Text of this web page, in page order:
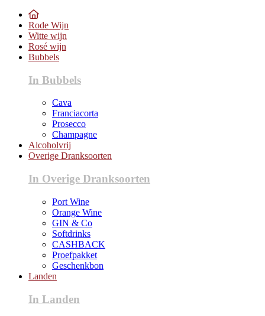
Rode Wijn
Witte wijn
Rosé wijn
Bubbels
In Bubbels
Cava
Franciacorta
Prosecco
Champagne
Alcoholvrij
Overige Dranksoorten
In Overige Dranksoorten
Port Wine
Orange Wine
GIN & Co
Softdrinks
CASHBACK
Proefpakket
Geschenkbon
Landen
In Landen